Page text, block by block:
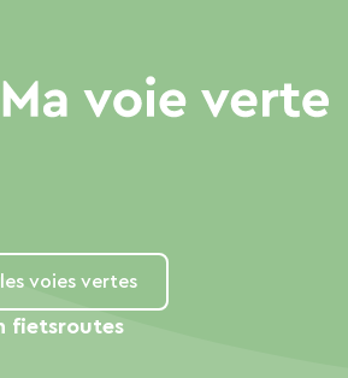
voies vertes
fietsroutes